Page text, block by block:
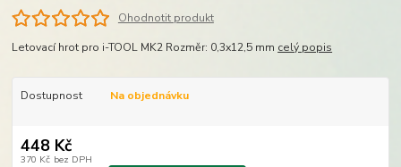
Ohodnotit produkt
Letovací hrot pro i-TOOL MK2 Rozměr: 0,3x12,5 mm celý popis
Dostupnost Na objednávku
448 Kč
370 Kč bez DPH